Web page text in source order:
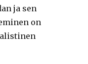
ja sen
on